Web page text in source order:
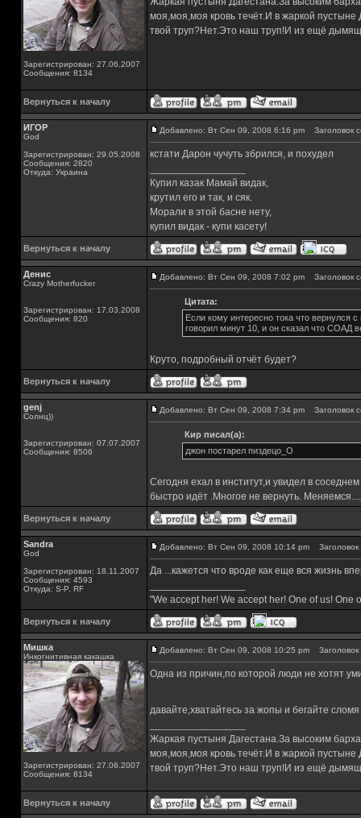
Зарегистрирован: 27.06.2007
Сообщения: 8134
моя,моя,моя кровь течёт.И в жаркой
твой труп?Нет.Это наш труп!И из ещё
Вернуться к началу
ИГОР
God
Зарегистрирован: 29.05.2008
Сообщения: 2820
Откуда: Украина
Добавлено: Вт Сен 09, 2008 6:16 pm Заголовок
кстати Дарон чучуть збрился, и похудел
Купил казак Мамай видак,
крутил его и так, и сяк.
Морали в этой басне нету,
купил видак - купи касету!
Вернуться к началу
Денис
Crazy Motherfucker
Зарегистрирован: 17.03.2008
Сообщения: 820
Добавлено: Вт Сен 09, 2008 7:02 pm Заголовок
Цитата:
Если кому интересно тока что вернулся
говорил минут 10, и он сказал что СОАД
Круто, подробный отчёт будет?
Вернуться к началу
genj
Солнц))
Зарегистрирован: 07.07.2007
Сообщения: 8506
Добавлено: Вт Сен 09, 2008 7:34 pm Заголовок
Кир писал(а):
джон постарел пиздецо_О
Сегодня ехал в институт,и увидел в
быстро идёт .Многое не вернуть. Меняемся....
Вернуться к началу
Sandra
God
Зарегистрирован: 18.11.2007
Сообщения: 4593
Откуда: S-P, RF
Добавлено: Вт Сен 09, 2008 10:14 pm
Да ...кажется что вроде как еще вся жизнь
"We accept her! We accept her! One of us!
Вернуться к началу
Мишка
Инкогнитивная какашка
Зарегистрирован: 27.06.2007
Сообщения: 8134
Добавлено: Вт Сен 09, 2008 10:25 pm
Одна из причин,по которой люди не хотят
давайте,хватайтесь за жопы и бегайте
Жаркая пустыня Дагестана.За высоким
моя,моя,моя кровь течёт.И в жаркой
твой труп?Нет.Это наш труп!И из ещё
Вернуться к началу